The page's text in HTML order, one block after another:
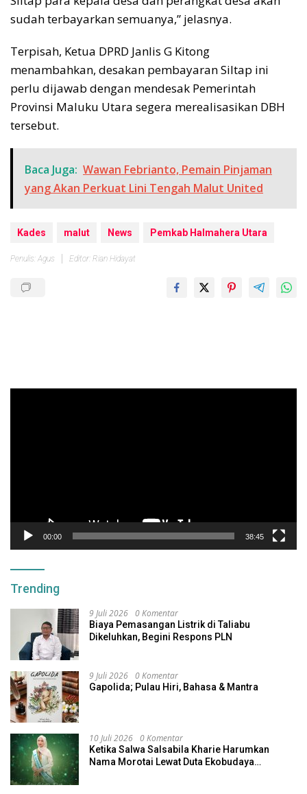
sudah terbayarkan semuanya,” jelasnya.
Terpisah, Ketua DPRD Janlis G Kitong
menambahkan, desakan pembayaran Siltap ini
perlu dijawab dengan mendesak Pemerintah
Provinsi Maluku Utara segera merealisasikan DBH
tersebut.
Baca Juga: Wawan Febrianto, Pemain Pinjaman
yang Akan Perkuat Lini Tengah Malut United
Kades malut News Pemkab Halmahera Utara
Penulis: Agus Editor: Rian Hidayat
00:00 38:45
Trending
9 Juli 2026 0 Komentar
Biaya Pemasangan Listrik di Taliabu
Dikeluhkan, Begini Respons PLN
9 Juli 2026 0 Komentar
Gapolida; Pulau Hiri, Bahasa & Mantra
10 Juli 2026 0 Komentar
Ketika Salwa Salsabila Kharie Harumkan
Nama Morotai Lewat Duta Ekobudaya